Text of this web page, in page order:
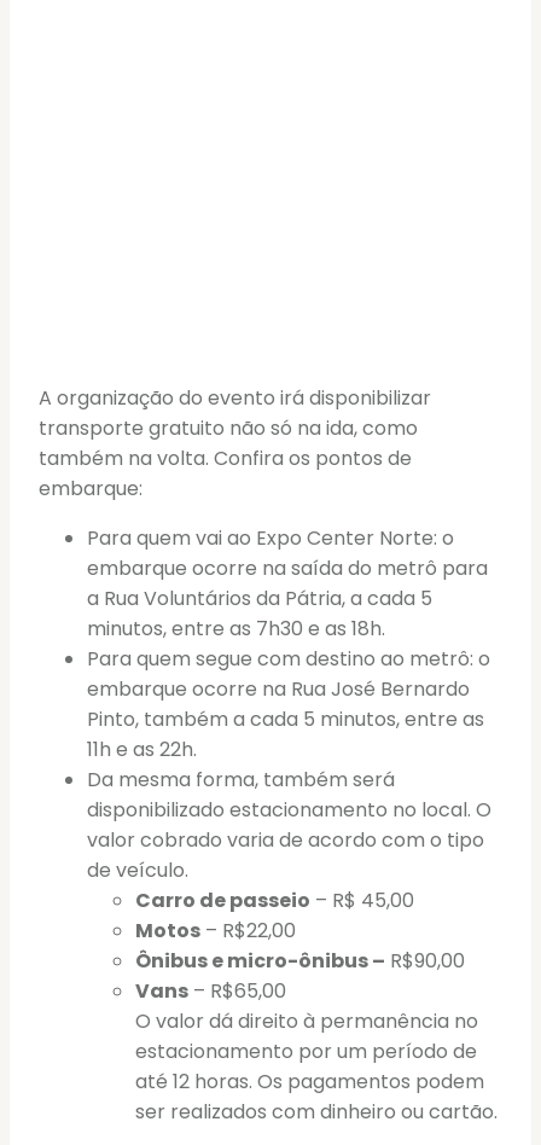
A organização do evento irá disponibilizar
transporte gratuito não só na ida, como
também na volta. Confira os pontos de
embarque:
Para quem vai ao Expo Center Norte: o
embarque ocorre na saída do metrô para
a Rua Voluntários da Pátria, a cada 5
minutos, entre as 7h30 e as 18h.
Para quem segue com destino ao metrô: o
embarque ocorre na Rua José Bernardo
Pinto, também a cada 5 minutos, entre as
11h e as 22h.
Da mesma forma, também será
disponibilizado estacionamento no local. O
valor cobrado varia de acordo com o tipo
de veículo.
Carro de passeio – R$ 45,00
Motos – R$22,00
Ônibus e micro-ônibus – R$90,00
Vans – R$65,00
O valor dá direito à permanência no
estacionamento por um período de
até 12 horas. Os pagamentos podem
ser realizados com dinheiro ou cartão.